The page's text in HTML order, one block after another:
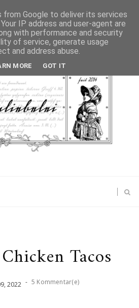
Tacos
, 2022 - 5 Kommentar(e)
from Google to deliver its services
IP address and user-agent are
with performance and security
of service, generate usage
and address abuse.
MORE GOT IT